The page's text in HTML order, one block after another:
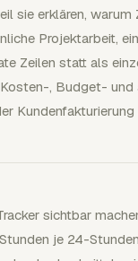
sie erklären, warum
Projektarbeit,
Zeilen statt als
, Budget- und
sichtbar
je 24-